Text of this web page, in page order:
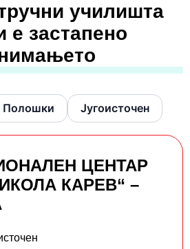
училишта
е застапено
Полошки Југоисточен
ЦЕНТАР
КАРЕВ“ –